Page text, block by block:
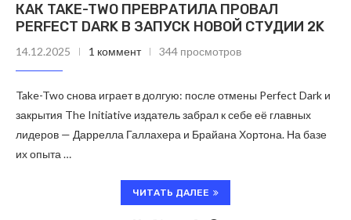
КАК TAKE-TWO ПРЕВРАТИЛА ПРОВАЛ
PERFECT DARK В ЗАПУСК НОВОЙ СТУДИИ 2K
14.12.2025 1 коммент 344 просмотров
Take-Two снова играет в долгую: после отмены Perfect Dark и
закрытия The Initiative издатель забрал к себе её главных
лидеров — Даррелла Галлахера и Брайана Хортона. На базе
их опыта …
ЧИТАТЬ ДАЛЕЕ